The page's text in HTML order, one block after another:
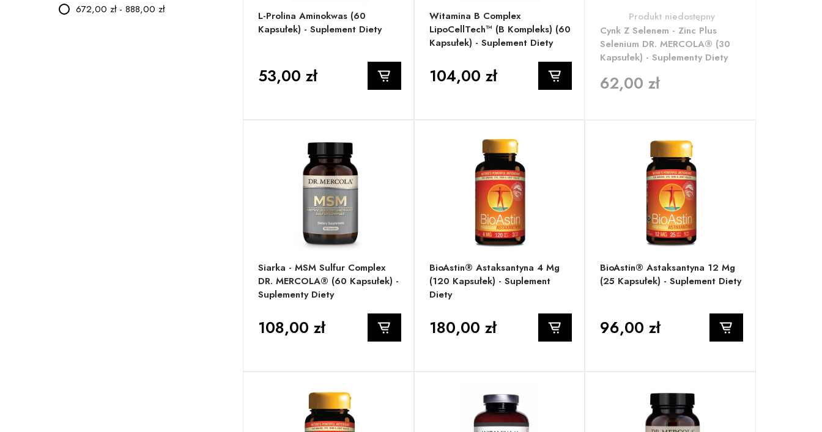
672,00 zł - 888,00 zł
L-Prolina Aminokwas (60
Kapsułek) - Suplement Diety
53,00 zł
Witamina B Complex
LipoCellTech™ (B Kompleks) (60
Kapsułek) - Suplement Diety
104,00 zł
Produkt niedostępny
Cynk Z Selenem - Zinc Plus
Selenium DR. MERCOLA® (30
Kapsułek) - Suplementy Diety
62,00 zł
Siarka - MSM Sulfur Complex
DR. MERCOLA® (60 Kapsułek) -
Suplementy Diety
108,00 zł
BioAstin® Astaksantyna 4 Mg
(120 Kapsułek) - Suplement
Diety
180,00 zł
BioAstin® Astaksantyna 12 Mg
(25 Kapsułek) - Suplement Diety
96,00 zł